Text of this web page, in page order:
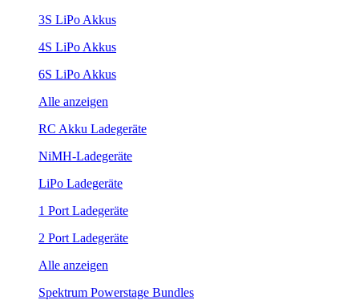
3S LiPo Akkus
4S LiPo Akkus
6S LiPo Akkus
Alle anzeigen
RC Akku Ladegeräte
NiMH-Ladegeräte
LiPo Ladegeräte
1 Port Ladegeräte
2 Port Ladegeräte
Alle anzeigen
Spektrum Powerstage Bundles